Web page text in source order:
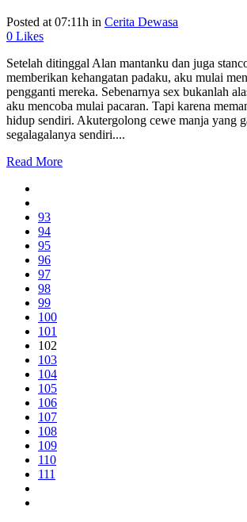
Posted at 07:11h in Cerita Dewasa
0 Likes
Setelah ditinggal Alan mantanku dan juga
memberikan kehangatan padaku, aku mulai
pengganti mereka. Sebenarnya sex bukanlah
aku mencoba mulai pacaran. Tapi karena
hidup sendiri. Akutergolong cewe manja yang
segalagalanya sendiri....
Read More
93
94
95
96
97
98
99
100
101
102
103
104
105
106
107
108
109
110
111